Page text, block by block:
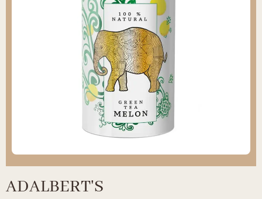
ADALBERT'S